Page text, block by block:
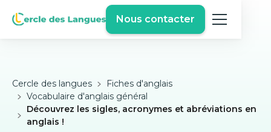
Nous contacter
Cercle des langues
Fiches d'anglais
Vocabulaire d'anglais général
Découvrez les sigles, acronymes et abréviations en
anglais !